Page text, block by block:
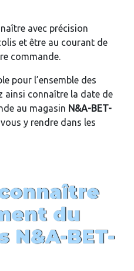
avec précision
et être au courant de
commande.
pour l’ensemble des
ainsi connaître la date de
au magasin N&A-BET-
y rendre dans les
du
N&A-BET-